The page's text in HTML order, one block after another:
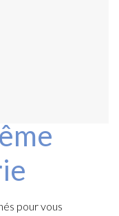
pour vous